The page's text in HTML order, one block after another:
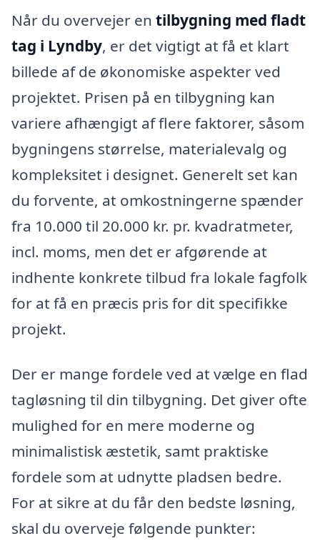
Når du overvejer en tilbygning med fladt
tag i Lyndby, er det vigtigt at få et klart
billede af de økonomiske aspekter ved
projektet. Prisen på en tilbygning kan
variere afhængigt af flere faktorer, såsom
bygningens størrelse, materialevalg og
kompleksitet i designet. Generelt set kan
du forvente, at omkostningerne spænder
fra 10.000 til 20.000 kr. pr. kvadratmeter,
incl. moms, men det er afgørende at
indhente konkrete tilbud fra lokale fagfolk
for at få en præcis pris for dit specifikke
projekt.
Der er mange fordele ved at vælge en flad
tagløsning til din tilbygning. Det giver ofte
mulighed for en mere moderne og
minimalistisk æstetik, samt praktiske
fordele som at udnytte pladsen bedre.
For at sikre at du får den bedste løsning,
skal du overveje følgende punkter: